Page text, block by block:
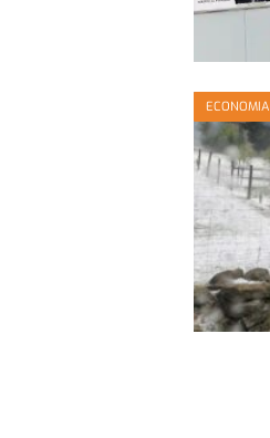
ECONOMIA